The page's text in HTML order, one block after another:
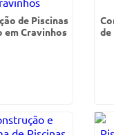
de Piscinas
em Cravinhos
de